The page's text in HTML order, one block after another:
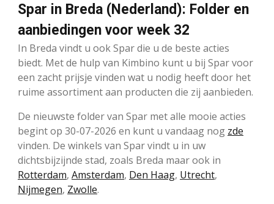
Spar in Breda (Nederland): Folder en
aanbiedingen voor week 32
In Breda vindt u ook Spar die u de beste acties
biedt. Met de hulp van Kimbino kunt u bij Spar voor
een zacht prijsje vinden wat u nodig heeft door het
ruime assortiment aan producten die zij aanbieden.
De nieuwste folder van Spar met alle mooie acties
begint op 30-07-2026 en kunt u vandaag nog zde
vinden. De winkels van Spar vindt u in uw
dichtsbijzijnde stad, zoals Breda maar ook in
Rotterdam, Amsterdam, Den Haag, Utrecht,
Nijmegen, Zwolle.